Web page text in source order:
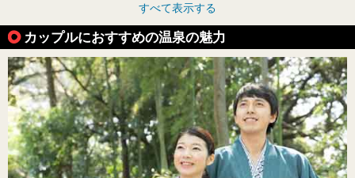
すべて表示する
カップルにおすすめの温泉の魅力